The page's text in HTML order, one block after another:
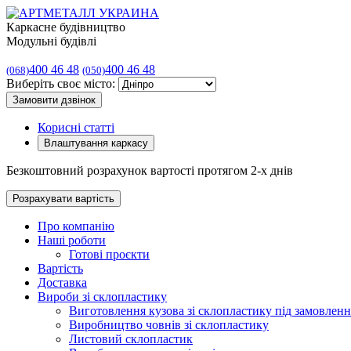
Каркасне будівництво
Модульні будівлі
(068)400 46 48 (050)400 46 48
Виберіть своє місто:
Замовити дзвінок
Корисні статті
Влаштування каркасу
Безкоштовний розрахунок вартості протягом 2-х днів
Розрахувати вартість
Про компанію
Наші роботи
Готові проєкти
Вартість
Доставка
Вироби зі склопластику
Виготовлення кузова зі склопластику під
Виробництво човнів зі склопластику
Листовий склопластик